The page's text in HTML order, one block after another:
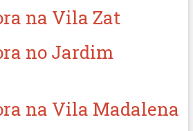
na Vila Zat
no Jardim
na Vila Madalena